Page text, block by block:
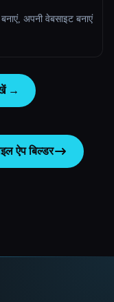
अपनी वेबसाइट बनाएं
→
ऐप बिल्डर